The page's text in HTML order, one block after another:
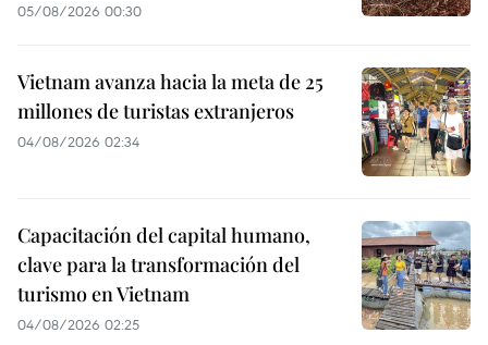
05/08/2026 00:30
Vietnam avanza hacia la meta de 25
millones de turistas extranjeros
04/08/2026 02:34
Capacitación del capital humano,
clave para la transformación del
turismo en Vietnam
04/08/2026 02:25